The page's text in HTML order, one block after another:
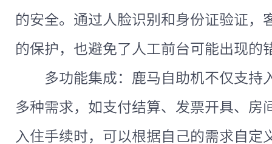
的安全。通过人脸识别和身份证验证，
的保护，也避免了人工前台可能出现的
多功能集成：鹿马自助机不仅支持
多种需求，如支付结算、发票开具、房
入住手续时，可以根据自己的需求自定